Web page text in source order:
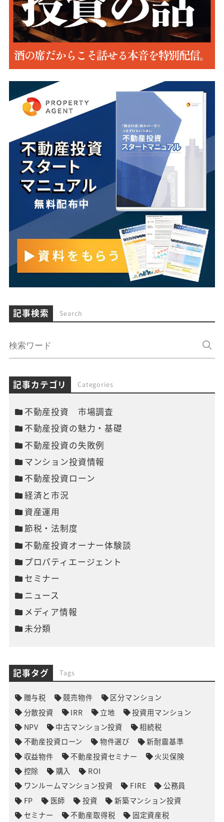
記事検索 Search
記事カテゴリ Categories
不動産投資 市場調査
不動産投資の魅力・基礎
不動産投資の失敗例
マンション投資情報
不動産投資ローン
経済と市況
資産運用
節税・法制度
不動産投資オーナー体験談
プロパティエージェント
セミナー
ニュース
メディア情報
未分類
記事タグ Tags
贈与税 競売物件
区分マンション
分散投資
IRR 立地
投資用マンション
NPV
中古マンション投資
相続税
不動産投資ローン
物件選び
新耐震基準
収益物件
不動産投資セミナー
火災保険
控除
購入
ROI
ワンルームマンション投資
FIRE
公務員
FP
医師 投資
新築マンション投資
セミナー
不動産取得税 固定資産税